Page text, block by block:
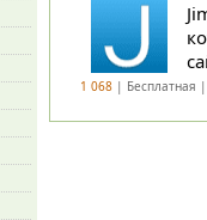
1 068| Бесплатная |